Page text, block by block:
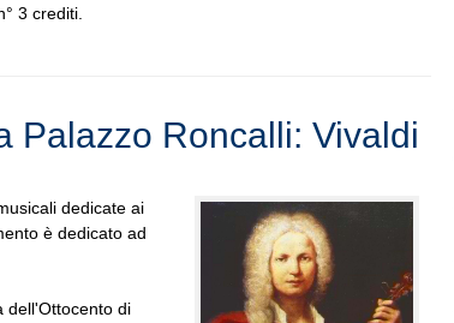
3 crediti.
Palazzo Roncalli: Vivaldi
dedicate ai
è dedicato ad
dell'Ottocento di